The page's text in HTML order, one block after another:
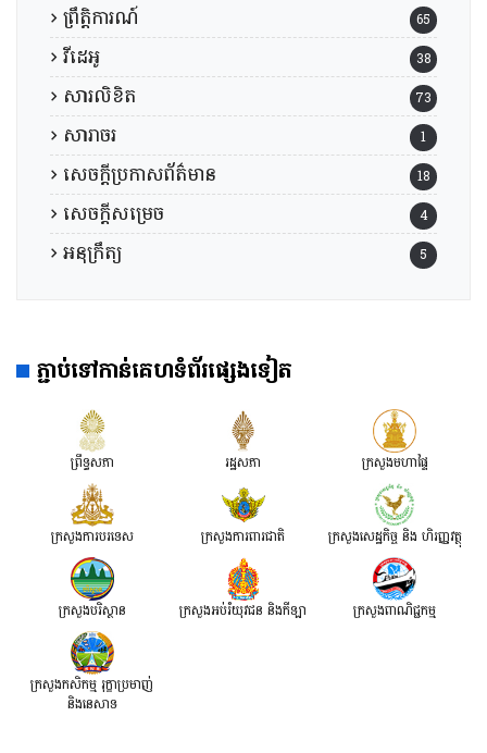
ព្រឹត្តិការណ៍ 65
វីដេអូ 38
សារលិខិត 73
សារាចរ 1
សេចក្តីប្រកាសព័ត៌មាន 18
សេចក្តីសម្រេច 4
អនុក្រឹត្យ 5
ភ្ជាប់ទៅកាន់គេហទំព័រផ្សេងទៀត
ព្រឹទ្ធសភា រដ្ឋសភា ក្រសួងមហាផ្ទៃ
ក្រសួងការបរទេស ក្រសួងការពារជាតិ ក្រសួង​សេដ្ឋកិច្ច និង ហិរញ្ញវត្ថុ
ក្រសួងបរិស្ថាន ក្រសួងអប់រំយុវជន និងកីឡា ក្រសួងពាណិជ្ជកម្ម
ក្រសួងកសិកម្ម រុក្ខាប្រមាញ់
និងនេសាទ